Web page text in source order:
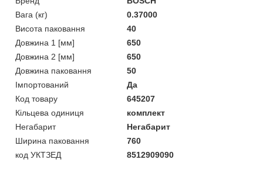
Вага (кг)
0.37000
Висота паковання
40
Довжина 1 [мм]
650
Довжина 2 [мм]
650
Довжина паковання
50
Імпортований
Да
Код товару
645207
Кільцева одиниця
комплект
Негабарит
Негабарит
Ширина паковання
760
код УКТЗЕД
8512909090